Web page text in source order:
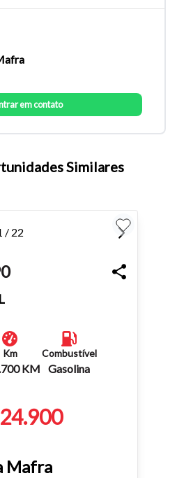
e Ctrl- (para diminuir) no seu
Fechar
em contato
Similares
/ 22
Km
KM
Combustível
Gasolina
Mafra